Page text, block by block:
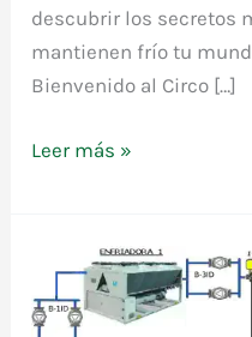
descubrir los secretos
mantienen frío tu
Bienvenido al Circo […]
Del
MAX:
Domina
Leer más »